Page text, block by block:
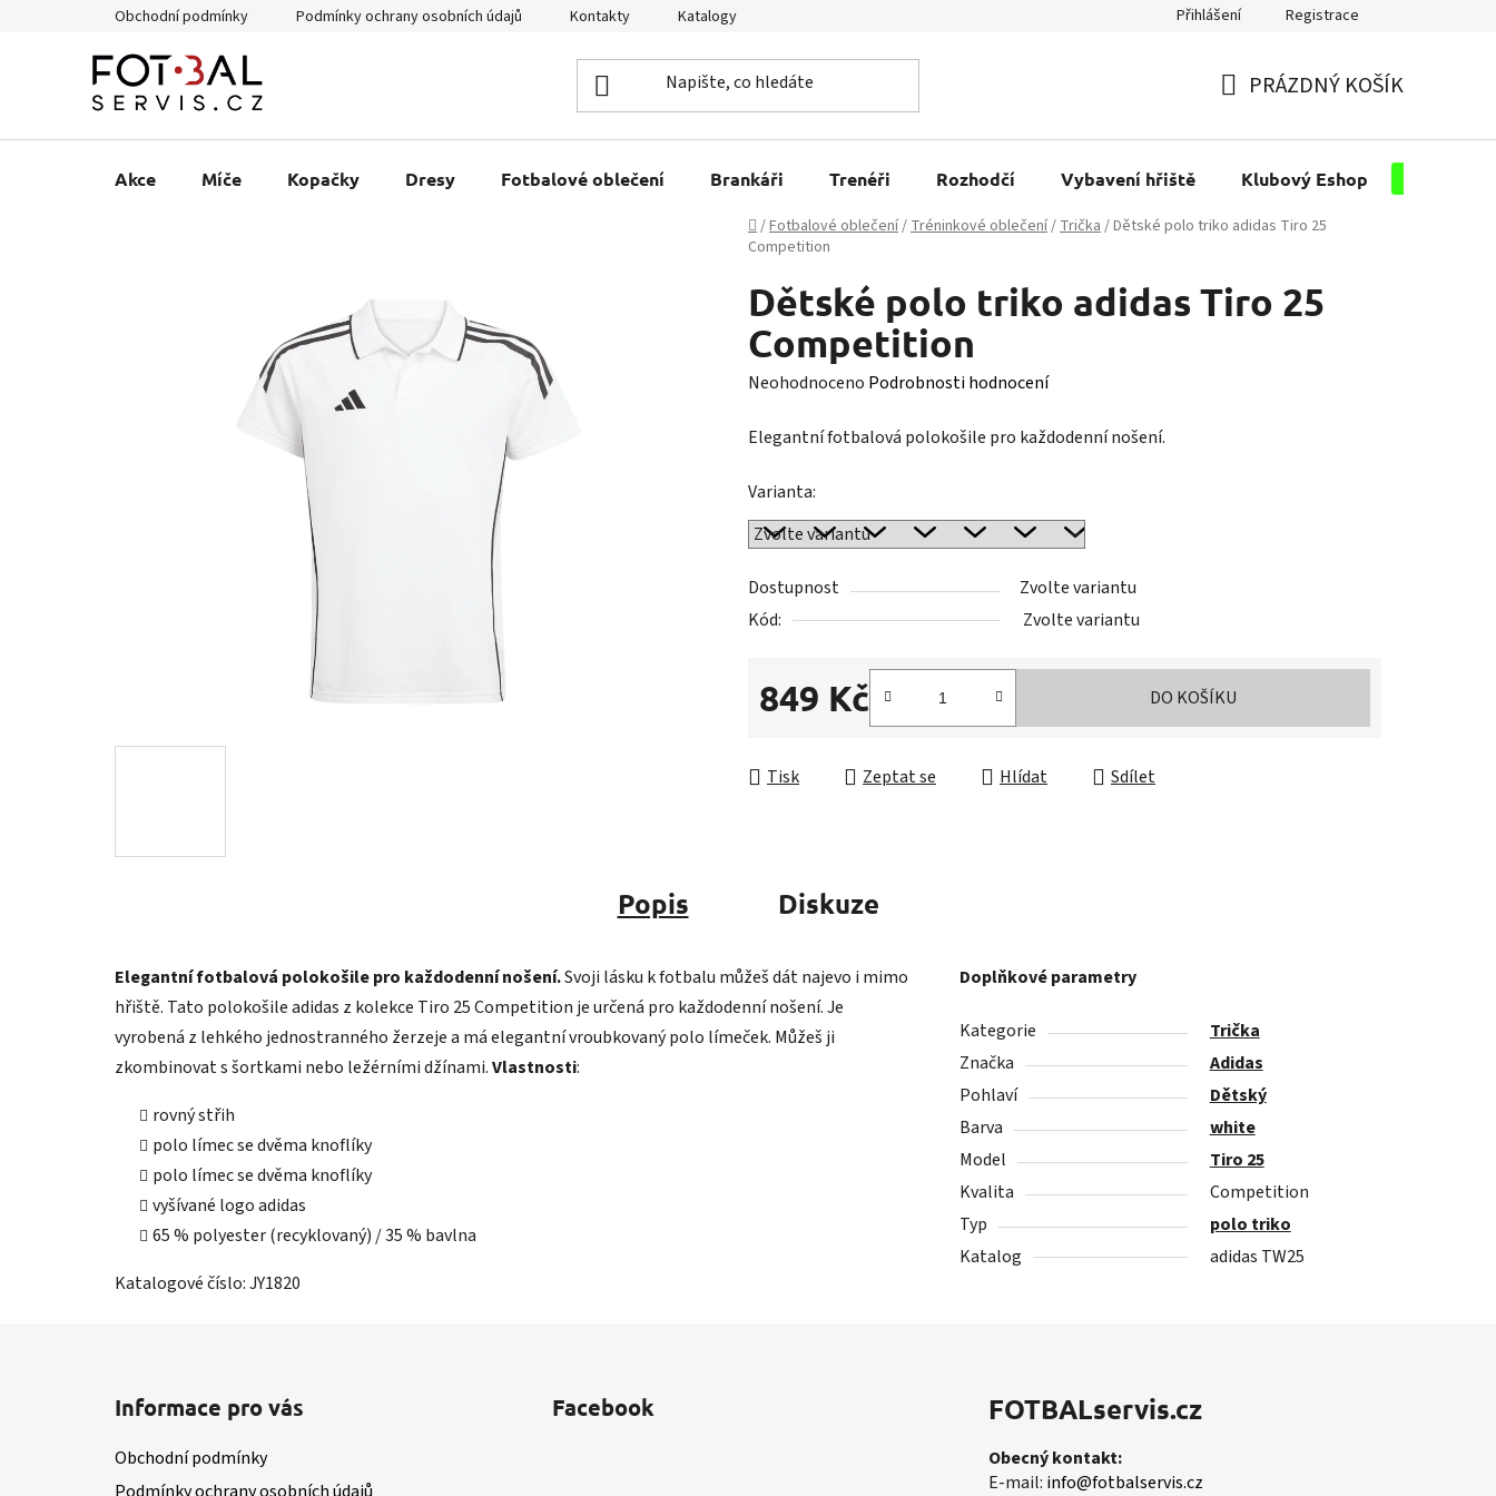
Obchodní podmínky Podmínky ochrany osobních údajů Kontakty Katalogy Přihlášení Registrace
KOŠÍK
PRÁZDNÝ KOŠÍK
Akce Míče Kopačky Dresy Fotbalové oblečení Brankáři Trenéři Rozhodčí Vybavení hřiště Klubový Eshop
Domů
/Fotbalové oblečení/Tréninkové oblečení/Trička/Dětské polo triko adidas Tiro 25
Competition
Dětské polo triko adidas Tiro 25
Competition
Průměrné
produktu
0,0
z
hvězdiček.
Neohodnoceno Podrobnosti hodnocení
Elegantní fotbalová polokošile pro každodenní nošení.
Varianta:
Dostupnost
Zvolte variantu
Kód:
Zvolte variantu
849 Kč DO KOŠÍKU
Tisk Zeptat se Hlídat Sdílet
Popis Diskuze
Elegantní fotbalová polokošile pro každodenní nošení.Svoji lásku k fotbalu můžeš dát najevo i mimo
hřiště. Tato polokošile adidas z kolekce Tiro 25 Competition je určená pro každodenní nošení. Je
vyrobená z lehkého jednostranného žerzeje a má elegantní vroubkovaný polo límeček. Můžeš ji
zkombinovat s šortkami nebo ležérními džínami.Vlastnosti:
rovný střih
polo límec se dvěma knoflíky
polo límec se dvěma knoflíky
vyšívané logo adidas
65 % polyester (recyklovaný) / 35 % bavlna
Katalogové číslo: JY1820
Doplňkové parametry
Kategorie
Trička
Značka
Adidas
Pohlaví
Dětský
Barva
white
Model
Tiro 25
Kvalita
Competition
Typ
polo triko
Katalog
adidas TW25
Informace pro vás
Obchodní podmínky
Facebook FOTBALservis.cz
Obecný kontakt:
E-mail: info@fotbalservis.cz